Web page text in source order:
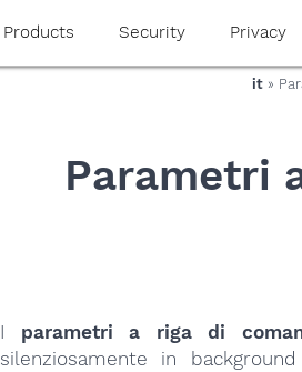
Products Security Privacy
it»
Parametri
I parametri a riga di
silenziosamente in